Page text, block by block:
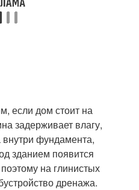
если дом стоит на
задерживает влагу,
внутри фундамента,
зданием появится
на глинистых
дренажа.